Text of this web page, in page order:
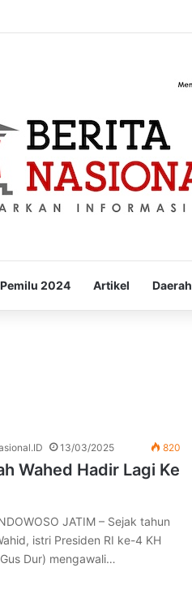
Stok BBM dan LPG 3 Kg di Bone
Pemilu 2024 Artikel Daerah
13/03/2025 820
Wahed Hadir Lagi Ke
JATIM – Sejak tahun
istri Presiden RI ke-4 KH
Dur) mengawali…